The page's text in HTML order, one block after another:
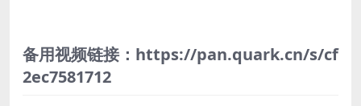
备用视频链接：https://pan.quark.cn/s/cf
2ec7581712